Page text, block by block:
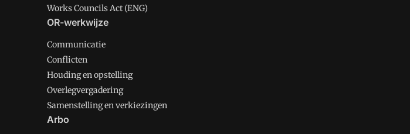
Works Councils Act (ENG)
OR-werkwijze
Communicatie
Conflicten
Houding en opstelling
Overlegvergadering
Samenstelling en verkiezingen
Arbo